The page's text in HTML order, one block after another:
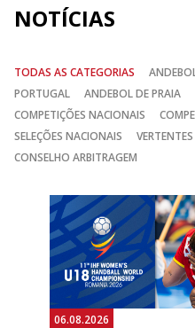
NOTÍCIAS
TODAS AS CATEGORIAS
PORTUGAL
ANDEBOL DE PRAIA
COMPETIÇÕES NACIONAIS
SELEÇÕES NACIONAIS
CONSELHO ARBITRAGEM
06.08.2026
Anterior